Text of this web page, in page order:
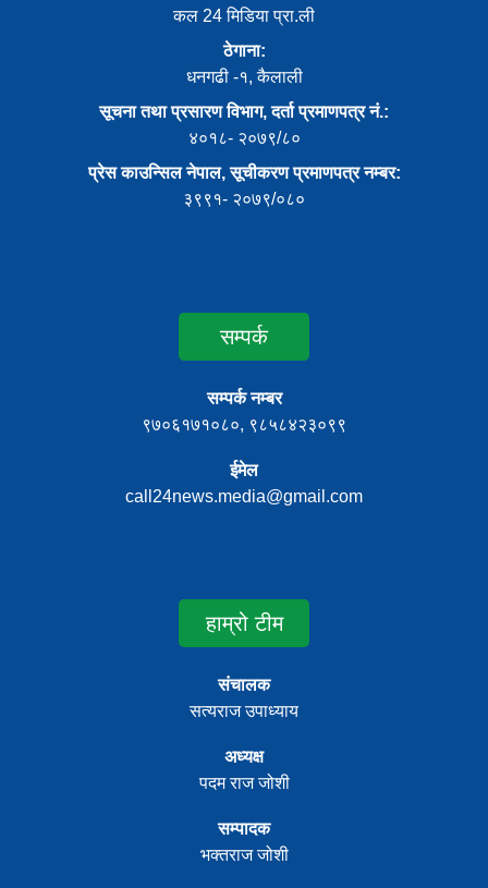
कल 24 मिडिया प्रा.ली
ठेगाना:
धनगढी -१, कैलाली
सूचना तथा प्रसारण विभाग, दर्ता प्रमाणपत्र नं.:
४०१८- २०७९/८०
प्रेस काउन्सिल नेपाल, सूचीकरण प्रमाणपत्र नम्बर:
३९९१- २०७९/०८०
सम्पर्क
सम्पर्क नम्बर
९७०६१७१०८०, ९८५८४२३०९९
ईमेल
call24news.media@gmail.com
हाम्रो टीम
संचालक
सत्यराज उपाध्याय
अध्यक्ष
पदम राज जोशी
सम्पादक
भक्तराज जोशी